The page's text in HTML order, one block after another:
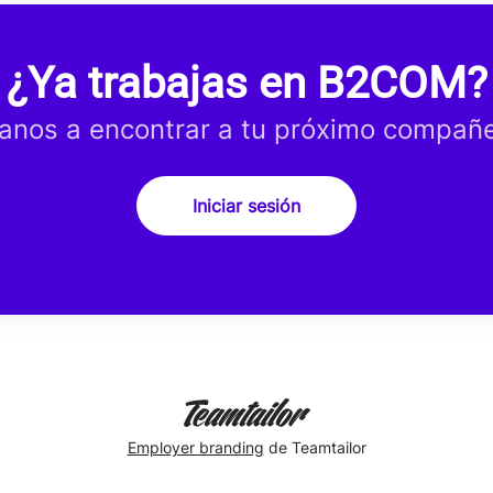
¿Ya trabajas en B2COM?
a encontrar a tu próximo
Iniciar sesión
Employer branding de Teamtailor